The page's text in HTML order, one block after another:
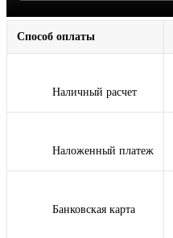
Способ оплаты
Наличный расчет
Наложенный платеж
Банковская карта